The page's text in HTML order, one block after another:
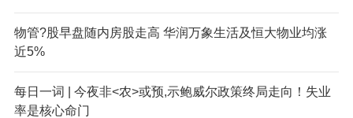
物管?股早盘随内房股走高 华润万象生活及恒大物业均涨
近5%
每日一词 | 今夜非<农>或预,示鲍威尔政策终局走向！失业
率是核心命门